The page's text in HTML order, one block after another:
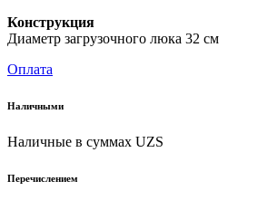
Конструкция
Диаметр загрузочного люка 32 см
Оплата
Наличными
Наличные в суммах UZS
Перечислением